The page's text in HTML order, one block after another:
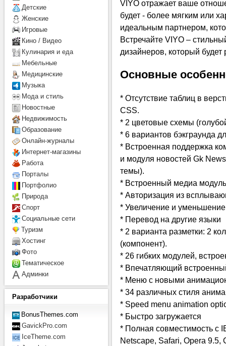
VIYO отражает ваше
будет - более мягким или
идеальным партнером,
Встречайте VIYO –
дизайнеров, который
Основные
* Отсутствие таблиц в
CSS.
* 2 цветовые схемы
* 6 вариантов бэкграунда
* Встроенная поддержка
и модуля новостей Gk
темы).
* Встроенный медиа
* Авторизация из
* Увеличение и
* Перевод на другие языки
* 2 варианта разметки: 2
(компонент).
* 26 гибких модулей,
* Впечатляющий
* Меню с новыми
* 34 различных стиля
* Speed menu animation
* Быстро загружается
* Полная совместимость с
Netscape, Safari, Opera 9.5,
Детcкие
Женские
Игровые
Кино / Видео
Кулинария и еда
Мебельные
Медицинские
Музыка
Мода и стиль
Новостные
Недвижимость
Образование
Онлайн-журналы
Интернет-магазины
Работа
Порталы
Портфолио
Природа
Спорт
Социальные сети
Туризм
Хостинг
Фото
Тематическое
Админки
Разработчики
BonusThemes.com
GavickPro.com
IceTheme.com